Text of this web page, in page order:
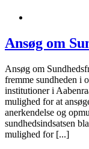
Ansøg om
Ansøg om
fremme sundheden i
institutioner i
mulighed for at
anerkendelse og
sundhedsindsatsen
mulighed for [...]